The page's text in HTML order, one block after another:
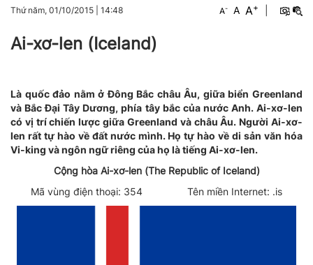
Thứ năm, 01/10/2015 14:48 A- A A+
Ai-xơ-len (Iceland)
Là quốc đảo nằm ở Đông Bắc châu Âu, giữa biển Greenland
và Bắc Đại Tây Dương, phía tây bắc của nước Anh. Ai-xơ-len
có vị trí chiến lược giữa Greenland và châu Âu. Người Ai-xơ-
len rất tự hào về đất nước mình. Họ tự hào về di sản văn hóa
Vi-king và ngôn ngữ riêng của họ là tiếng Ai-xơ-len.
Cộng hòa Ai-xơ-len (The Republic of Iceland)
Mã vùng điện thoại: 354 Tên miền Internet: .is